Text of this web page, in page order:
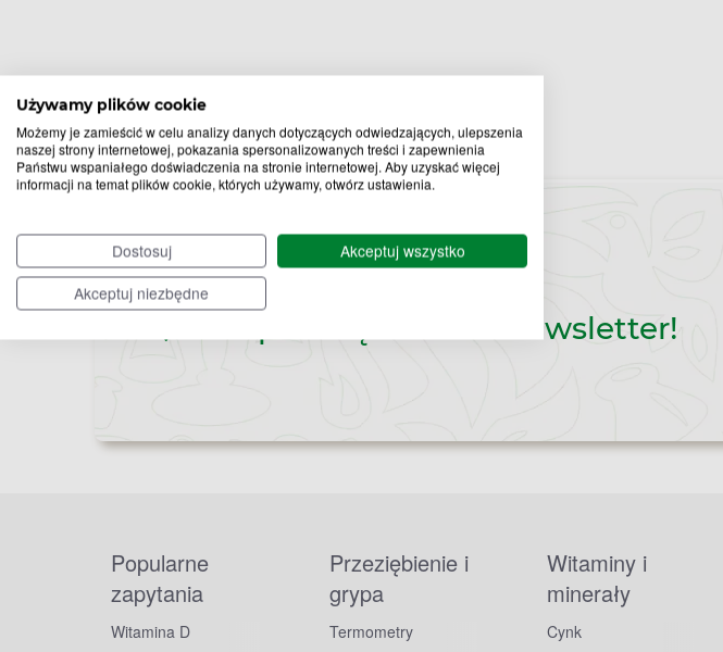
Używamy plików cookie
Możemy je zamieścić w celu analizy danych dotyczących odwiedzających, ulepszenia
naszej strony internetowej, pokazania spersonalizowanych treści i zapewnienia
Państwu wspaniałego doświadczenia na stronie internetowej. Aby uzyskać więcej
informacji na temat plików cookie, których używamy, otwórz ustawienia.
Dostosuj
Akceptuj wszystko
Akceptuj niezbędne
Bądź na bieżąco,
zapisz się na nasz newsletter!
Popularne
zapytania
Witamina D
Przeziębienie i
grypa
Termometry
Witaminy i
minerały
Cynk